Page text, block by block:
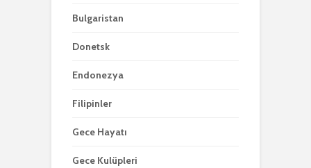
Bulgaristan
Donetsk
Endonezya
Filipinler
Gece Hayatı
Gece Kulüpleri